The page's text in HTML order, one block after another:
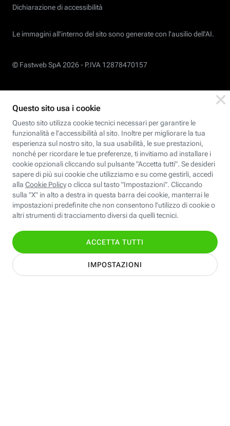
Dichiarazione di accessibilità
Le immagini all’interno del sito sono generate con l'ausilio dell'AI.
© Fastweb SpA 2026 - P.IVA 12878470157